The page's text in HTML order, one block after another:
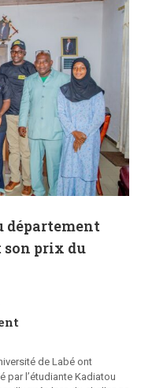
département
prix du
de Labé ont
par l’étudiante Kadiatou